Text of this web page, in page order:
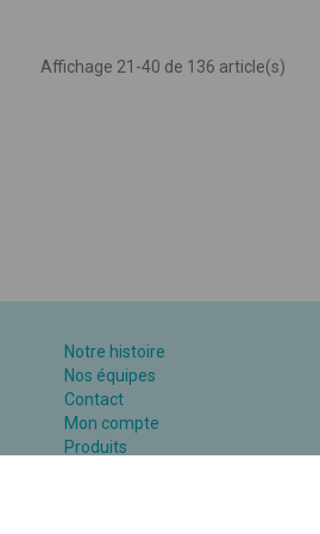
Affichage 21-40 de 136 article(s)
Notre histoire
Nos équipes
Contact
Mon compte
Produits